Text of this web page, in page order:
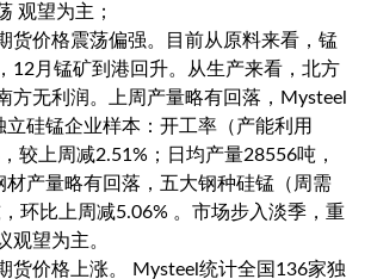
观望为主；
货价格震荡偏强。目前从原料来看，锰
12月锰矿到港回升。从生产来看，北方
方无利润。上周产量略有回落，Mysteel
硅锰企业样本：开工率（产能利用
较上周减2.51%；日均产量28556吨，
材产量略有回落，五大钢种硅锰（周需
环比上周减5.06% 。市场步入淡季，重
观望为主。
货价格上涨。 Mysteel统计全国136家独